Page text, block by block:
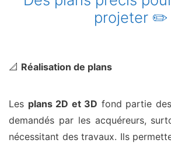
projeter ✏️
📐 Réalisation de plans
Les plans 2D et 3D fond partie
demandés par les acquéreurs,
nécessitant des travaux. Ils